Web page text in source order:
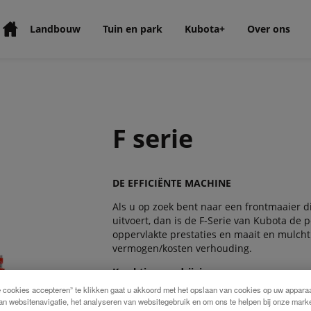
Landbouw Tuin en park Kubota+ Over ons
F serie
DE EFFICIËNTE MACHINE
Als u op zoek bent naar een frontmaaier
uitvoert, dan is de F-Serie van Kubota de
oppervlakte prestaties en maait en
vermogen/kosten verhouding.
Krachtige aandrijving
Kubota's milieuvriendelijke
cookies accepteren” te klikken gaat u akkoord met het opslaan van cookies op uw
websitenavigatie, het analyseren van websitegebruik en om ons te helpen bij onze